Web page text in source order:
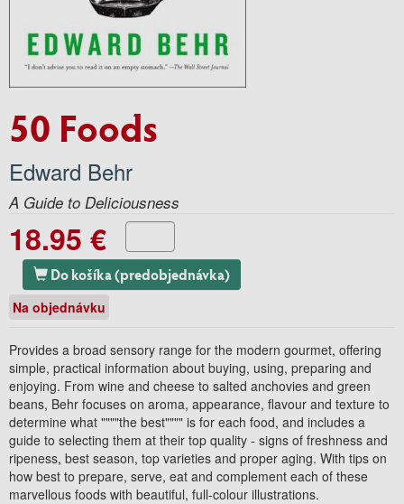
50 Foods
Edward Behr
A Guide to Deliciousness
18.95 €
Do košíka (predobjednávka)
Na objednávku
Provides a broad sensory range for the modern gourmet, offering
simple, practical information about buying, using, preparing and
enjoying. From wine and cheese to salted anchovies and green
beans, Behr focuses on aroma, appearance, flavour and texture to
determine what """"the best"""" is for each food, and includes a
guide to selecting them at their top quality - signs of freshness and
ripeness, best season, top varieties and proper aging. With tips on
how best to prepare, serve, eat and complement each of these
marvellous foods with beautiful, full-colour illustrations.